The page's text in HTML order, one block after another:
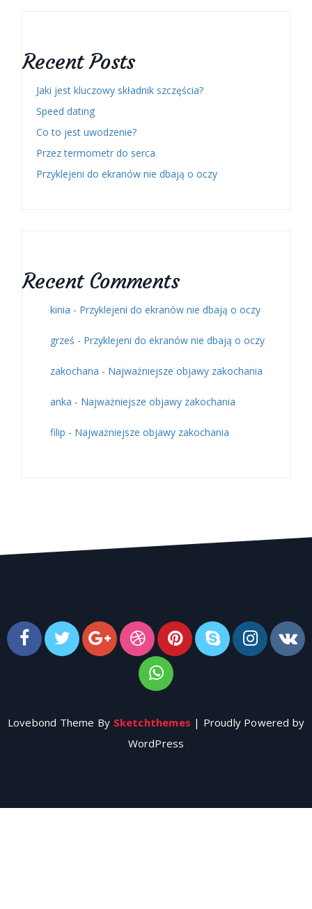
Recent Posts
Jaki jest kluczowy składnik szczęścia?
Speed dating
Co to jest uwodzenie?
Przez termometr do serca
Przyklejeni do ekranów nie dbają o oczy
Recent Comments
kinia - Przyklejeni do ekranów nie dbają o oczy
grześ - Przyklejeni do ekranów nie dbają o oczy
zakochana - Najważniejsze objawy zakochania
anka - Najważniejsze objawy zakochania
filip - Najważniejsze objawy zakochania
Lovebond Theme By Sketchthemes | Proudly Powered by
WordPress